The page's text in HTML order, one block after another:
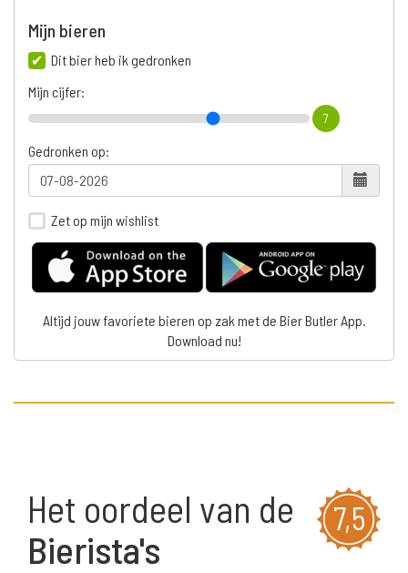
Mijn bieren
Dit bier heb ik gedronken
Mijn cijfer:
7
Gedronken op:
Zet op mijn wishlist
Altijd jouw favoriete bieren op zak met de Bier Butler App.
Download nu!
7,5
Het oordeel van de
Bierista's